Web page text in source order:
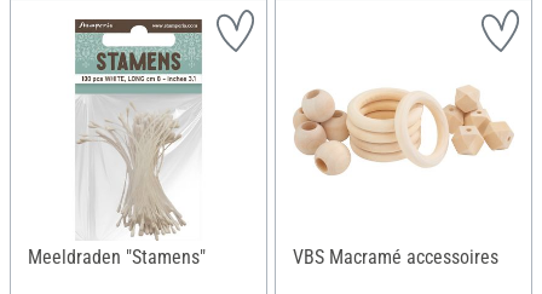
Meeldraden "Stamens" VBS Macramé accessoires